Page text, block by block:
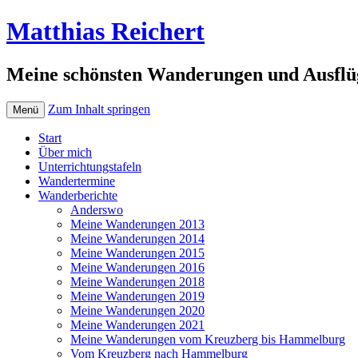
Matthias Reichert
Meine schönsten Wanderungen und
Menü Zum Inhalt springen
Start
Über mich
Unterrichtungstafeln
Wandertermine
Wanderberichte
Anderswo
Meine Wanderungen 2013
Meine Wanderungen 2014
Meine Wanderungen 2015
Meine Wanderungen 2016
Meine Wanderungen 2018
Meine Wanderungen 2019
Meine Wanderungen 2020
Meine Wanderungen 2021
Meine Wanderungen vom Kreuzberg bis Hammelburg
Vom Kreuzberg nach Hammelburg